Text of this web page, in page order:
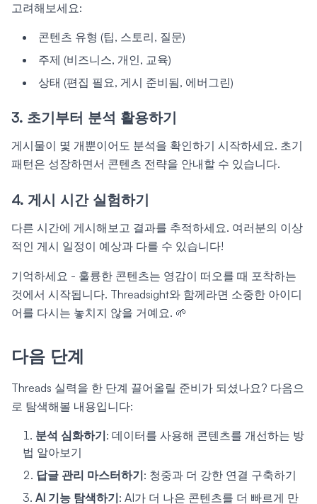
고려해보세요:
콘텐츠 유형 (팁, 스토리, 질문)
주제 (비즈니스, 개인, 교육)
상태 (편집 필요, 게시 준비됨, 에버그린)
3. 초기부터 분석 활용하기
게시물이 몇 개뿐이어도 분석을 확인하기 시작하세요. 초기
패턴은 성장하면서 콘텐츠 전략을 안내할 수 있습니다.
4. 게시 시간 실험하기
다른 시간에 게시해보고 결과를 추적하세요. 여러분의 이상
적인 게시 일정이 예상과 다를 수 있습니다!
기억하세요 - 훌륭한 콘텐츠는 영감이 떠오를 때 포착하는
것에서 시작됩니다. Threadsight와 함께라면 소중한 아이디
어를 다시는 놓치지 않을 거예요. 🌱
다음 단계
Threads 실력을 한 단계 끌어올릴 준비가 되셨나요? 다음으
로 탐색해볼 내용입니다:
분석 심화하기: 데이터를 사용해 콘텐츠를 개선하는 방
법 알아보기
답글 관리 마스터하기: 청중과 더 강한 연결 구축하기
AI 기능 탐색하기: AI가 더 나은 콘텐츠를 더 빠르게 만